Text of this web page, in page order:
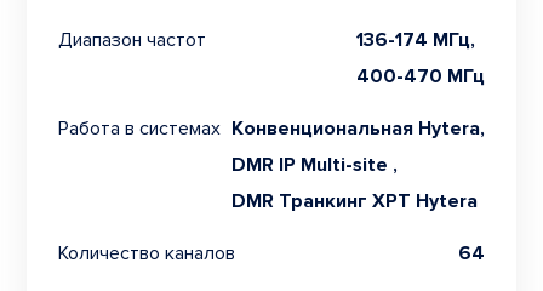
Диапазон частот
136-174 МГц,
400-470 МГц
Работа в системах Конвенциональная Hytera,
DMR IP Multi-site ,
DMR Транкинг XPT Hytera
Количество каналов 64